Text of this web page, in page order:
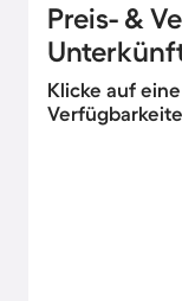
Preis- &
Klicke auf